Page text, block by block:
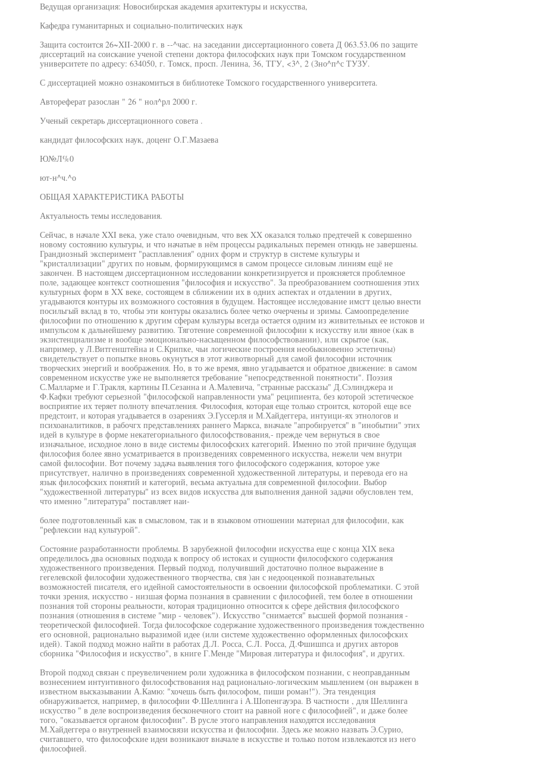
Ведущая организация: Новосибирская академия архитектуры и искусства,
Кафедра гуманитарных и социально-политических наук
Защита состоится 26~XII-2000 г. в --^час. на заседании диссертационного совета Д 063.53.06 по защите
диссертаций на соискание ученой степени доктора философских наук при Томском государственном
университете по адресу: 634050, г. Томск, просп. Ленина, 36, ТГУ, <3^, 2 (Зно^п^с ТУЗУ.
С диссертацией можно ознакомиться в библиотеке Томского государственного университета.
Автореферат разослан " 26 " нол^рл 2000 г.
Ученый секретарь диссертационного совета .
кандидат философских наук, доценг О.Г.Мазаева
Ю№Л%0
ют-н^ч.^о
ОБЩАЯ ХАРАКТЕРИСТИКА РАБОТЫ
Актуальность темы исследования.
Сейчас, в начале XXI века, уже стало очевидным, что век XX оказался только предтечей к совершенно
новому состоянию культуры, и что начатые в нём процессы радикальных перемен отнюдь не завершены.
Грандиозный эксперимент "расплавления" одних форм и структур в системе культуры и
"кристаллизации" других по новым, формирующимся в самом процессе силовым линиям ещё не
закончен. В настоящем диссертационном исследовании конкретизируется и проясняется проблемное
поле, задающее контекст соотношения "философия и искусство". За преобразованием соотношения этих
культурных форм в XX веке, состоящем в сближении их в одних аспектах и отдалении в других,
угадываются контуры их возможного состояния в будущем. Настоящее исследование имсгт целью внести
посильгый вклад в то, чтобы эти контуры оказались более четко очерчены и зримы. Самоопределение
философии по отношению к другим сферам культуры всегда остается одним из живительных ее истоков и
импульсом к дальнейшему развитию. Тяготение современной философии к искусству или явное (как в
экзистенциализме и вообще эмоционально-насыщенном философствовании), или скрытое (как,
например, у Л.Витгенштейна и С.Крипке, чьи логические построения необыкновенно эстетичны)
свидетельствует о попытке вновь окунуться в этот животворный для самой философии источник
творческих энергий и воображения. Но, в то же время, явно угадывается и обратное движение: в самом
современном искусстве уже не выполняется требование "непосредственной понятности". Поэзия
С.Малларме и Г.Тракля, картины П.Сезанна и А.Малевича, "странные рассказы" Д.Сэлинджера и
Ф.Кафки требуют серьезной "философской направленности ума" реципиента, без которой эстетическое
восприятие их теряет полноту впечатления. Философия, которая еще только строится, которой еще все
предстоит, и которая угадывается в озарениях Э.Гуссерля и М.Хайдеггера, интуици-ях этнологов и
психоаналитиков, в рабочгх представлениях раннего Маркса, вначале "апробируется" в "инобытии" этих
идей в культуре в форме некатегориального философствования,- прежде чем вернуться в свое
изначальное, исходное лоно в виде системы философских категорий. Именно по этой причине будущая
философия более явно усматривается в произведениях современного искусства, нежели чем внутри
самой философии. Вот почему задача выявления того философского содержания, которое уже
присутствует, налично в произведениях современной художественной литературы, и перевода его на
язык философских понятий и категорий, весьма актуальна для современной философии. Выбор
"художественной литературы" из всех видов искусства для выполнения данной задачи обусловлен тем,
что именно "литература" поставляет наи-
более подготовленный как в смысловом, так и в языковом отношении материал для философии, как
"рефлексии над культурой".
Состояние разработанности проблемы. В зарубежной философии искусства еще с конца XIX века
определилось два основных подхода к вопросу об истоках и сущности философского содержания
художественного произведения. Первый подход, получивший достаточно полное выражение в
гегелевской философии художественного творчества, свя )ан с недооценкой познавательных
возможностей писателя, его идейной самостоятельности в освоении философской проблематики. С этой
точки зрения, искусство - низшая форма познания в сравнении с философией, тем более в отношении
познания той стороны реальности, которая традиционно относится к сфере действия философского
познания (отношения в системе "мир - человек"). Искусство "снимается" высшей формой познания -
теоретической философией. Тогда философское содержание художественного произведения тождественно
его основной, рационально выразимой идее (или системе художественно оформленных философских
идей). Такой подход можно найти в работах Д.Л. Росса, С.Л. Росса, Д.Фшишпса и других авторов
сборника "Философия и искусство", в книге Г.Менде "Мировая литература и философия", и других.
Второй подход связан с преувеличением роли художника в философском познании, с неоправданным
вознесением интуитивного философствования над рационально-логическим мышлением (он выражен в
известном высказывании А.Камю: "хочешь быть философом, пиши роман!"). Эта тенденция
обнаруживается, например, в философии Ф.Шеллинга i А.Шопенгауэра. В частности , для Шеллинга
искусство " в деле воспроизведения бесконечного стоит на равной ноге с философией", и даже более
того, "оказывается органом философии". В русле этого направления находятся исследования
М.Хайдеггера о внутренней взаимосвязи искусства и философии. Здесь же можно назвать Э.Сурио,
считавшего, что философские идеи возникают вначале в искусстве и только потом извлекаются из него
философией.